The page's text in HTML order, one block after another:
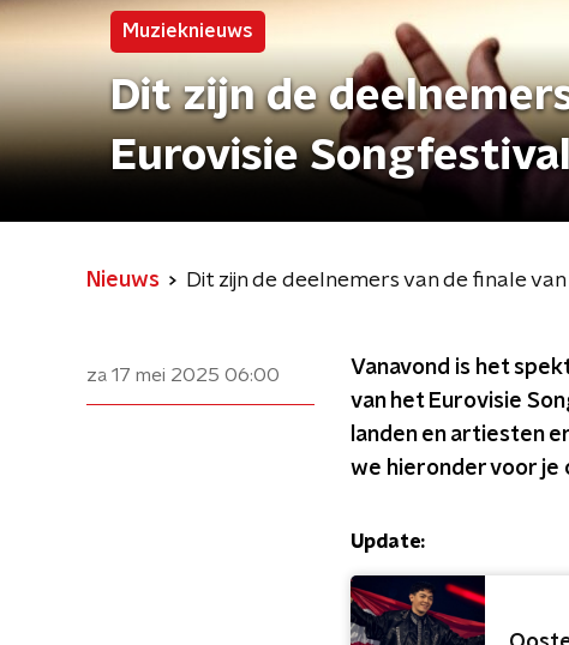
Muzieknieuws
Dit zijn de
Eurovisie
Nieuws Dit zijn de deelnemers van de finale
za 17 mei 2025 06:00
Vanavond is het
van het Eurovisie
landen en artiesten
we hieronder voor je
Update: